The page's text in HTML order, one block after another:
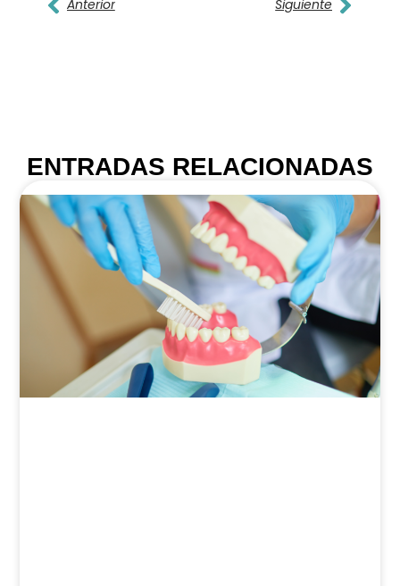
Anterior Siguiente
ENTRADAS RELACIONADAS